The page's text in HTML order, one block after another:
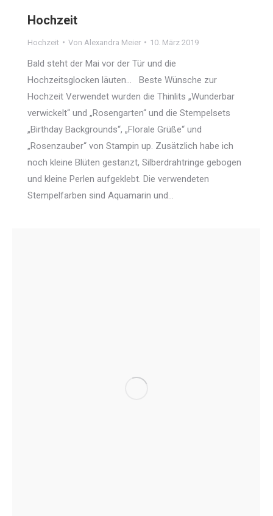
Hochzeit
Hochzeit Von Alexandra Meier 10. März 2019
Bald steht der Mai vor der Tür und die
Hochzeitsglocken läuten… Beste Wünsche zur
Hochzeit Verwendet wurden die Thinlits „Wunderbar
verwickelt“ und „Rosengarten“ und die Stempelsets
„Birthday Backgrounds“, „Florale Grüße“ und
„Rosenzauber“ von Stampin up. Zusätzlich habe ich
noch kleine Blüten gestanzt, Silberdrahtringe gebogen
und kleine Perlen aufgeklebt. Die verwendeten
Stempelfarben sind Aquamarin und…